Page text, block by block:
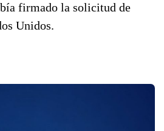
firmado la solicitud de
Unidos.